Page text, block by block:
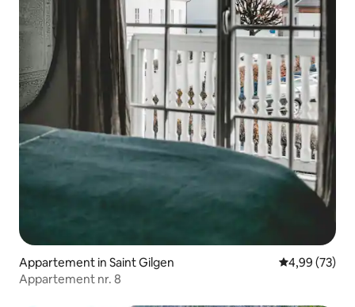
Appartement in Saint Gilgen Gemiddelde
4,99 (73)
Appartement nr. 8